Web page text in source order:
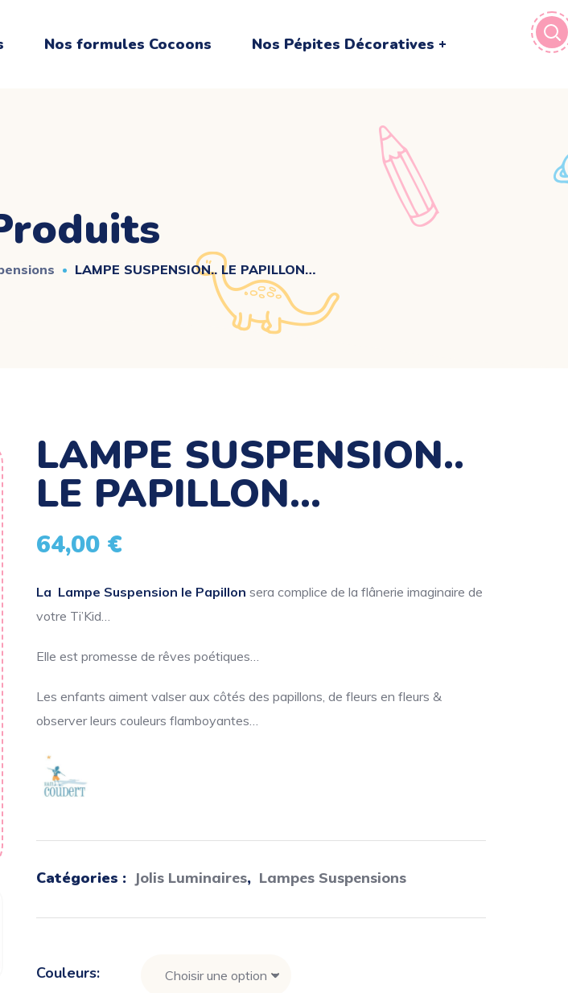
Nos formules Cocoons Nos Pépites Décoratives
LAMPE SUSPENSION.. LE PAPILLON…
LAMPE SUSPENSION..
LE PAPILLON…
64,00 €
La Lampe Suspension le Papillon sera complice de la flânerie imaginaire de
votre Ti’Kid…
Elle est promesse de rêves poétiques…
Les enfants aiment valser aux côtés des papillons, de fleurs en fleurs &
observer leurs couleurs flamboyantes…
Catégories : Jolis Luminaires, Lampes Suspensions
Couleurs